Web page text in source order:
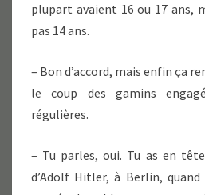
plupart avaient 16 ou 17 ans,
pas 14 ans.
– Bon d’accord, mais enfin ça
le coup des gamins
régulières.
– Tu parles, oui. Tu as en
d’Adolf Hitler, à Berlin,